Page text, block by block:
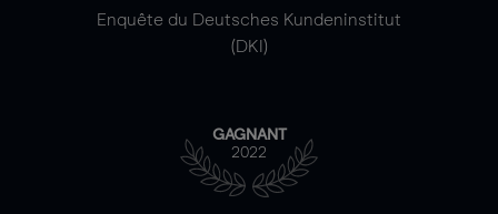
Enquête du Deutsches Kundeninstitut
(DKI)
GAGNANT
2022